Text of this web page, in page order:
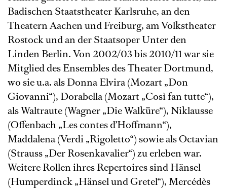
Badischen Staatstheater Karlsruhe, an den
Theatern Aachen und Freiburg, am Volkstheater
Rostock und an der Staatsoper Unter den
Linden Berlin. Von 2002/03 bis 2010/11 war sie
Mitglied des Ensembles des Theater Dortmund,
wo sie u.a. als Donna Elvira (Mozart „Don
Giovanni“), Dorabella (Mozart „Così fan tutte“),
als Waltraute (Wagner „Die Walküre“), Niklausse
(Offenbach „Les contes d’Hoffmann“),
Maddalena (Verdi „Rigoletto“) sowie als Octavian
(Strauss „Der Rosenkavalier“) zu erleben war.
Weitere Rollen ihres Repertoires sind Hänsel
(Humperdinck „Hänsel und Gretel“), Mercédès